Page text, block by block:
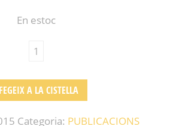
En estoc
A LA CISTELLA
Categoria: PUBLICACIONS